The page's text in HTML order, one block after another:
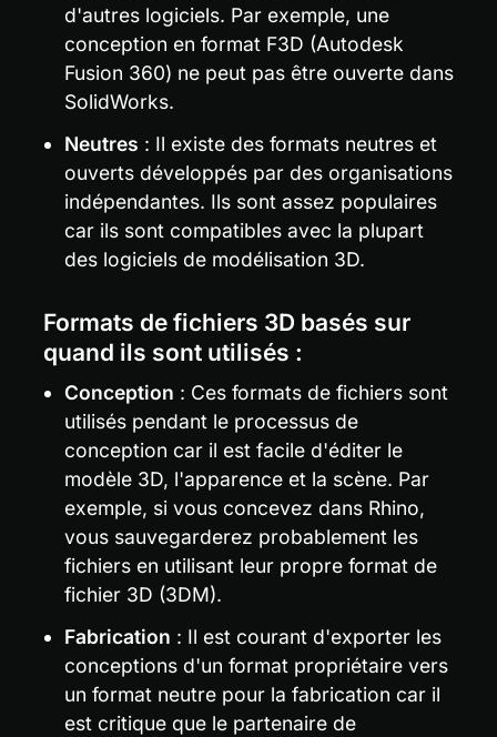
d'autres logiciels. Par exemple, une
conception en format F3D (Autodesk
Fusion 360) ne peut pas être ouverte dans
SolidWorks.
Neutres : Il existe des formats neutres et
ouverts développés par des organisations
indépendantes. Ils sont assez populaires
car ils sont compatibles avec la plupart
des logiciels de modélisation 3D.
Formats de fichiers 3D basés sur
quand ils sont utilisés :
Conception : Ces formats de fichiers sont
utilisés pendant le processus de
conception car il est facile d'éditer le
modèle 3D, l'apparence et la scène. Par
exemple, si vous concevez dans Rhino,
vous sauvegarderez probablement les
fichiers en utilisant leur propre format de
fichier 3D (3DM).
Fabrication : Il est courant d'exporter les
conceptions d'un format propriétaire vers
un format neutre pour la fabrication car il
est critique que le partenaire de